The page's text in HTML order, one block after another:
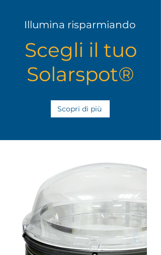
Illumina risparmiando
Scegli il tuo
Solarspot®
Scopri di più